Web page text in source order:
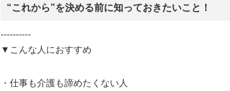
“これから”を決める前に知っておきたいこと！
----------
▼こんな人におすすめ
・仕事も介護も諦めたくない人